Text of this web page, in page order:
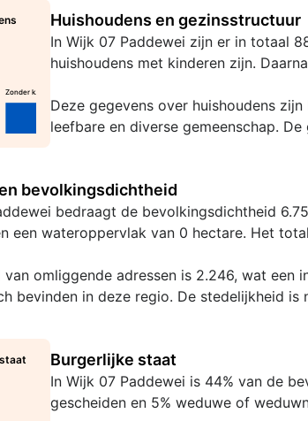
Zonder k.
Huishoudens en gezinsstructuur
In Wijk 07 Paddewei zijn er in totaal
huishoudens met kinderen zijn.
Deze gegevens over huishoudens
leefbare en diverse gemeenschap.
bevolkingsdichtheid
bedraagt de bevolkingsdichtheid
een wateroppervlak van 0 hectare. Het
van omliggende adressen is 2.246, wat
bevinden in deze regio. De stedelijkheid is
Burgerlijke staat
In Wijk 07 Paddewei is 44% van de
gescheiden en 5% weduwe of